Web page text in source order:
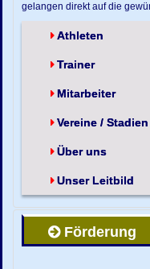
gelangen direkt auf die
Athleten
Trainer
Mitarbeiter
Vereine / Stadien
Über uns
Unser Leitbild
Förderung